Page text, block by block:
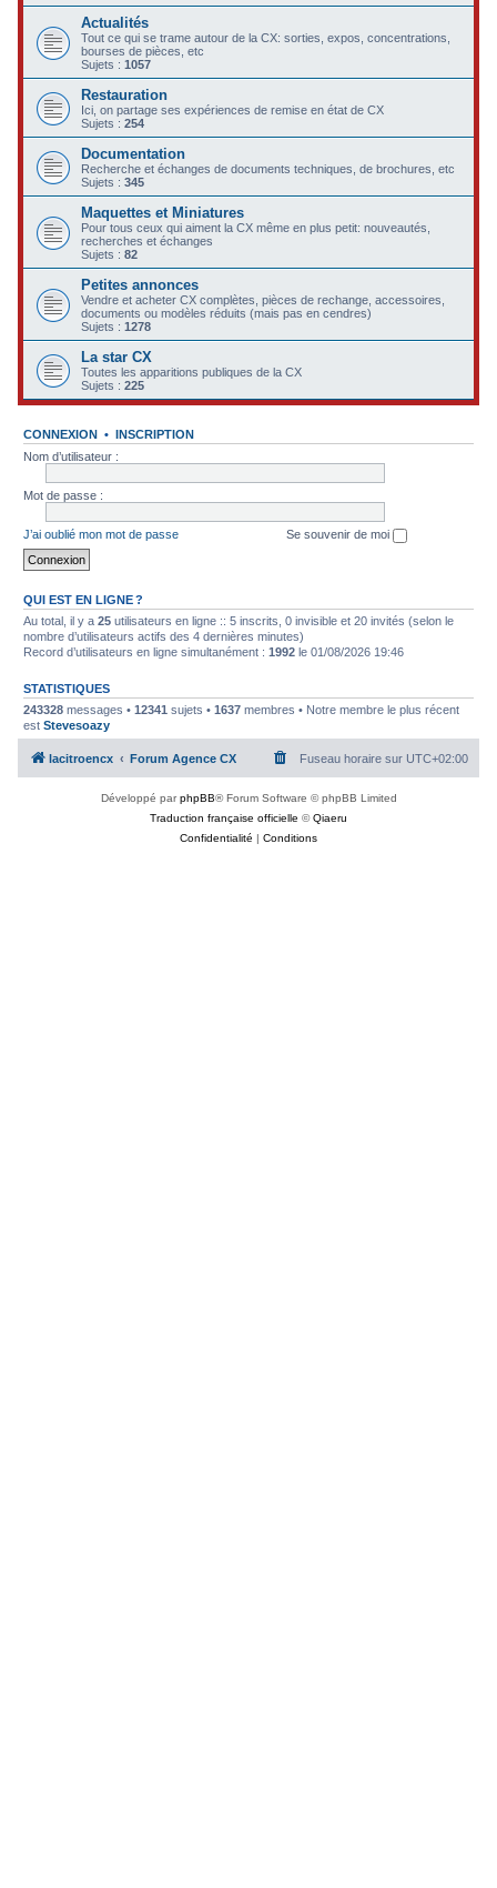
Actualités
Tout ce qui se trame autour de la CX: sorties, expos, concentrations,
bourses de pièces, etc
Sujets :1057
Restauration
Ici, on partage ses expériences de remise en état de CX
Sujets :254
Documentation
Recherche et échanges de documents techniques, de brochures, etc
Sujets :345
Maquettes et Miniatures
Pour tous ceux qui aiment la CX même en plus petit: nouveautés,
recherches et échanges
Sujets :82
Petites annonces
Vendre et acheter CX complètes, pièces de rechange, accessoires,
documents ou modèles réduits (mais pas en cendres)
Sujets :1278
La star CX
Toutes les apparitions publiques de la CX
Sujets :225
CONNEXION •INSCRIPTION
Nom d’utilisateur :
Mot de passe :
J’ai oublié mon mot de passe Se souvenir de moi
QUI EST EN LIGNE ?
Au total, il y a25 utilisateurs en ligne :: 5 inscrits, 0 invisible et 20 invités (selon le
nombre d’utilisateurs actifs des 4 dernières minutes)
Record d’utilisateurs en ligne simultanément :1992 le 01/08/2026 19:46
STATISTIQUES
243328 messages •12341 sujets •1637 membres • Notre membre le plus récent
estStevesoazy
lacitroencx Forum Agence CX Fuseau horaire sur UTC+02:00
Développé parphpBB® Forum Software © phpBB Limited
Traduction française officielle ©Qiaeru
Confidentialité | Conditions